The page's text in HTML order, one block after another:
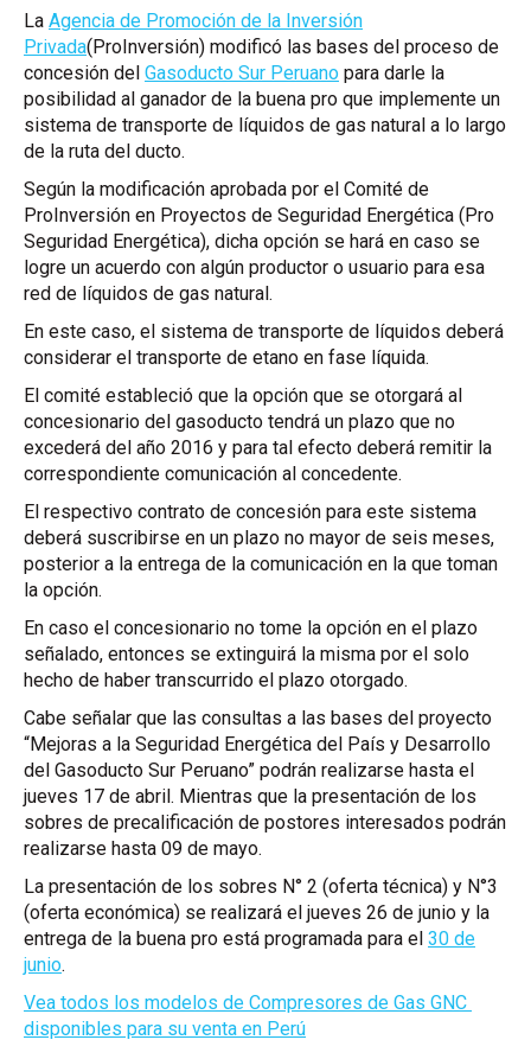
La Agencia de Promoción de la Inversión
Privada(ProInversión) modificó las bases del proceso de
concesión del Gasoducto Sur Peruano para darle la
posibilidad al ganador de la buena pro que implemente un
sistema de transporte de líquidos de gas natural a lo largo
de la ruta del ducto.
Según la modificación aprobada por el Comité de
ProInversión en Proyectos de Seguridad Energética (Pro
Seguridad Energética), dicha opción se hará en caso se
logre un acuerdo con algún productor o usuario para esa
red de líquidos de gas natural.
En este caso, el sistema de transporte de líquidos deberá
considerar el transporte de etano en fase líquida.
El comité estableció que la opción que se otorgará al
concesionario del gasoducto tendrá un plazo que no
excederá del año 2016 y para tal efecto deberá remitir la
correspondiente comunicación al concedente.
El respectivo contrato de concesión para este sistema
deberá suscribirse en un plazo no mayor de seis meses,
posterior a la entrega de la comunicación en la que toman
la opción.
En caso el concesionario no tome la opción en el plazo
señalado, entonces se extinguirá la misma por el solo
hecho de haber transcurrido el plazo otorgado.
Cabe señalar que las consultas a las bases del proyecto
“Mejoras a la Seguridad Energética del País y Desarrollo
del Gasoducto Sur Peruano” podrán realizarse hasta el
jueves 17 de abril. Mientras que la presentación de los
sobres de precalificación de postores interesados podrán
realizarse hasta 09 de mayo.
La presentación de los sobres N° 2 (oferta técnica) y N°3
(oferta económica) se realizará el jueves 26 de junio y la
entrega de la buena pro está programada para el 30 de
junio.
Vea todos los modelos de Compresores de Gas GNC
disponibles para su venta en Perú